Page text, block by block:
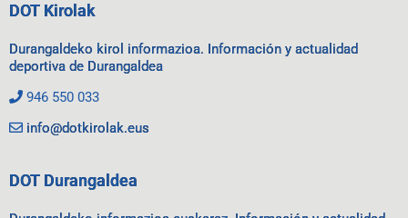
DOT Kirolak
Durangaldeko kirol informazioa. Información y actualidad
deportiva de Durangaldea
946 550 033
info@dotkirolak.eus
DOT Durangaldea